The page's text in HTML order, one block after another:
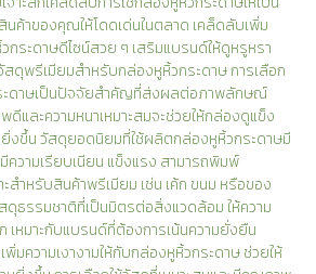
ค้าของคุณให้โดดเด่นในตลาด เคล็ดลับเพิ่ม
ระดาษดีไซน์สวย ๆ เสริมแบรนด์ให้ดูหรูหรา
สดุพรีเมียมสำหรับกล่องหูหิ้วกระดาษ การเลือก
ะดาษเป็นปัจจัยสำคัญที่ส่งผลต่อภาพลักษณ์
และความหนาเหมาะสมจะช่วยให้กล่องดูแข็ง
ยิ่งขึ้น วัสดุยอดนิยมที่ใช้ผลิตกล่องหูหิ้วกระดาษมี
ความเรียบเนียน แข็งแรง สามารถพิมพ์
สำหรับสินค้าพรีเมียม เช่น เค้ก ขนม หรือของ
ธรรมชาติที่เป็นมิตรต่อสิ่งแวดล้อม ให้ความ
เหมาะกับแบรนด์ที่ต้องการเน้นความยั่งยืน
พิ่มความเงางามให้กับกล่องหูหิ้วกระดาษ ช่วยให้